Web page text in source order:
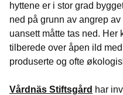
hyttene er i stor grad
ned på grunn av angrep
uansett måtte tas ned. Her
tilberede over åpen ild
produserte og ofte
Vårdnäs Stiftsgård har